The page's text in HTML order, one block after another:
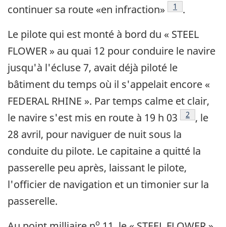
continuer sa route «en infraction»
Note de bas
1
.
Le pilote qui est monté à bord du « STEEL
FLOWER » au quai 12 pour conduire le navire
jusqu'à l'écluse 7, avait déjà piloté le
bâtiment du temps où il s'appelait encore «
FEDERAL RHINE ». Par temps calme et clair,
le navire s'est mis en route à 19 h 03
Note de
2 , le
28 avril, pour naviguer de nuit sous la
conduite du pilote. Le capitaine a quitté la
passerelle peu après, laissant le pilote,
l'officier de navigation et un timonier sur la
passerelle.
o